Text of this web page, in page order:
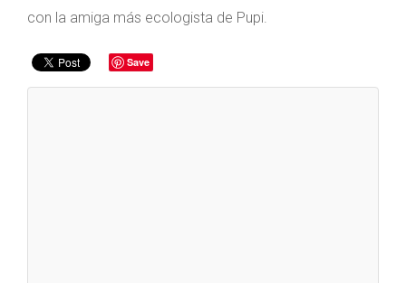
con la amiga más ecologista de Pupi.
Save